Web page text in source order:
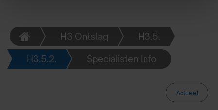
H3 Ontslag H3.5.
H3.5.2. Specialisten Info
Actueel